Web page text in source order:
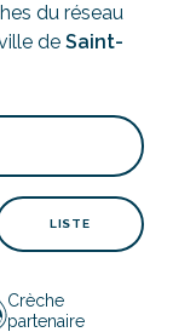
du réseau
de Saint-
LISTE
Crèche
partenaire